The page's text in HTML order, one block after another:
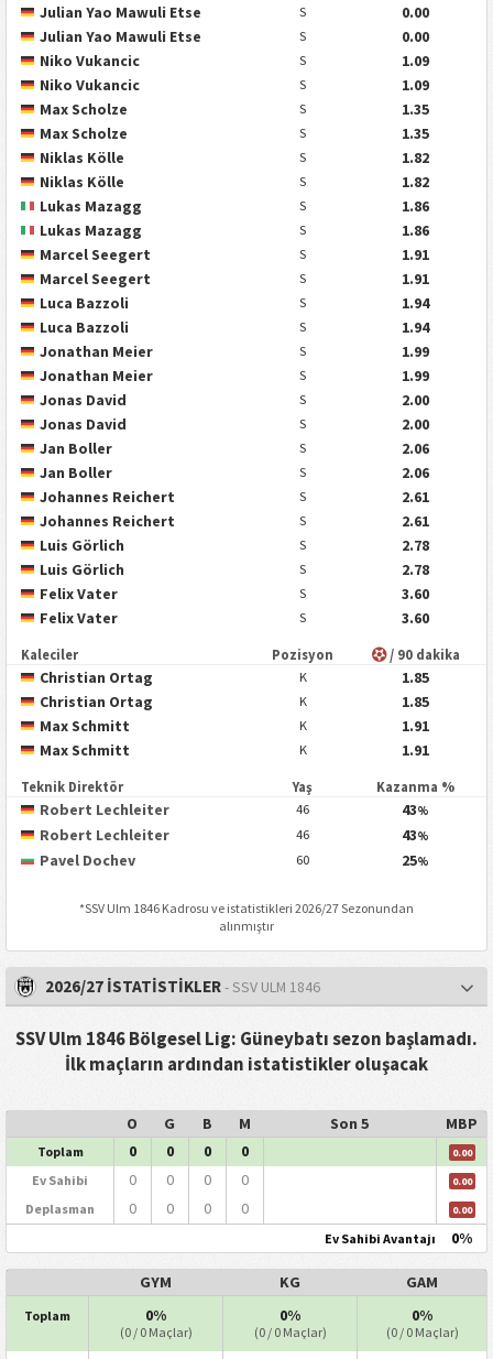
Julian Yao Mawuli Etse S
0.00
Julian Yao Mawuli Etse
S
0.00
Niko Vukancic
S
1.09
Niko Vukancic
S
1.09
Max Scholze
S
1.35
Max Scholze
S
1.35
Niklas Kölle
S
1.82
Niklas Kölle
S
1.82
Lukas Mazagg
S
1.86
Lukas Mazagg
S
1.86
Marcel Seegert
S
1.91
Marcel Seegert
S
1.91
Luca Bazzoli
S
1.94
Luca Bazzoli
S
1.94
Jonathan Meier
S
1.99
Jonathan Meier
S
1.99
Jonas David
S
2.00
Jonas David
S
2.00
Jan Boller
S
2.06
Jan Boller
S
2.06
Johannes Reichert
S
2.61
Johannes Reichert
S
2.61
Luis Görlich
S
2.78
Luis Görlich
S
2.78
Felix Vater
S
3.60
Felix Vater
S 3.60
Kaleciler Pozisyon / 90 dakika
Christian Ortag K
1.85
Christian Ortag
K
1.85
Max Schmitt
K
1.91
Max Schmitt
K 1.91
Teknik Direktör Yaş Kazanma %
Robert Lechleiter 46 43%
Robert Lechleiter 46 43%
Pavel Dochev 60 25%
*SSV Ulm 1846Kadrosu ve istatistikleri 2026/27 Sezonundan
alınmıştır
2026/27 İSTATİSTİKLER- SSV ULM 1846
SSV Ulm 1846 Bölgesel Lig: Güneybatı sezon başlamadı.
İlk maçların ardından istatistikler oluşacak
O G B M Son 5 MBP
Toplam 0 0 0 0 0.00
Ev Sahibi 0 0 0 0 0.00
Deplasman 0 0 0 0 0.00
Ev Sahibi Avantajı 0%
GYM KG GAM
Toplam 0%
(0 / 0 Maçlar)
0%
(0 / 0 Maçlar)
0%
(0 / 0 Maçlar)